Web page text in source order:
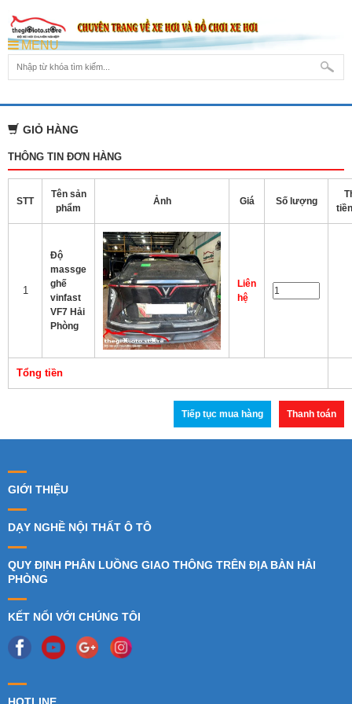
MENU
GIỎ HÀNG
THÔNG TIN ĐƠN HÀNG
STT
Tên sản
phẩm
Ảnh Giá Số lượng
1
Độ
massge
ghế
vinfast
VF7 Hải
Phòng
Liên
hệ
Tổng tiền
Tiếp tục mua hàng Thanh toán
GIỚI THIỆU
DẠY NGHỀ NỘI THẤT Ô TÔ
QUY ĐỊNH PHÂN LUỒNG GIAO THÔNG TRÊN ĐỊA BÀN HẢI
PHÒNG
KẾT NỐI VỚI CHÚNG TÔI
HOTLINE